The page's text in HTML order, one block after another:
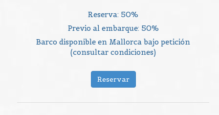
Reserva: 50%
Previo al embarque: 50%
Barco disponible en Mallorca bajo petición
(consultar condiciones)
Reservar